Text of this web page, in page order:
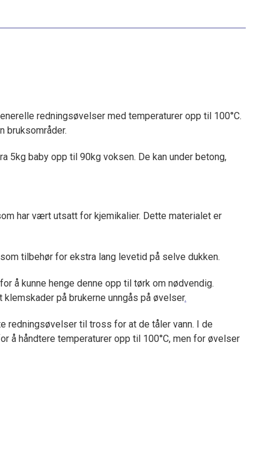
redningsøvelser med temperaturer opp til 100°C.
bruksområder.
baby opp til 90kg voksen. De kan under betong,
har vært utsatt for kjemikalier. Dette materialet er
tilbehør for ekstra lang levetid på selve dukken.
å kunne henge denne opp til tørk om nødvendig.
på brukerne unngås på øvelser.
redningsøvelser til tross for at de tåler vann. I de
å håndtere temperaturer opp til 100°C, men for øvelser